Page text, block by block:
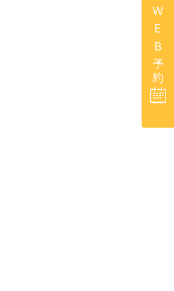
WEB予約